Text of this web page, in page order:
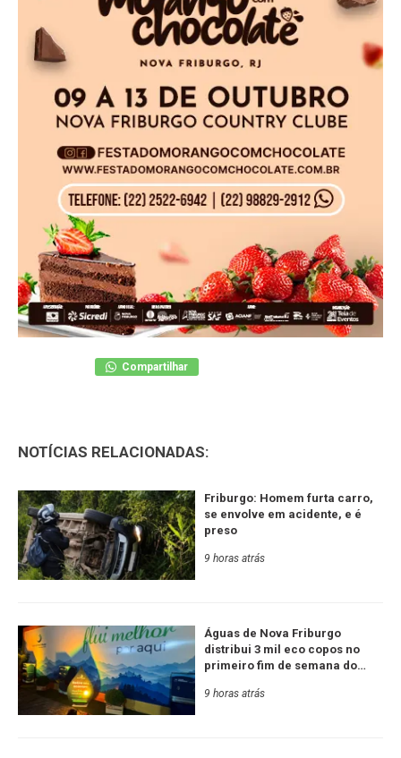
Compartilhar
NOTÍCIAS RELACIONADAS:
Friburgo: Homem furta carro,
se envolve em acidente, e é
preso
9 horas atrás
Águas de Nova Friburgo
distribui 3 mil eco copos no
primeiro fim de semana do
9 horas atrás